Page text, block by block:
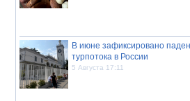
В июне зафиксировано
турпотока в России
5 Августа 17:11